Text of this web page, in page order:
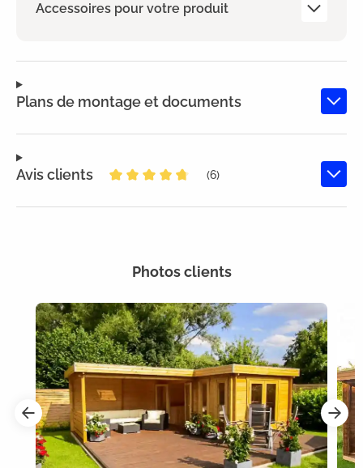
Accessoires pour votre produit
Plans de montage et documents
Avis clients
(6)
Photos clients